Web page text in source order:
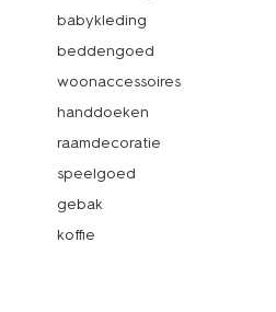
babykleding
beddengoed
woonaccessoires
handdoeken
raamdecoratie
speelgoed
gebak
koffie